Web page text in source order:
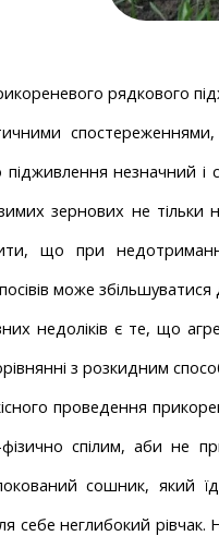
рядкового
підживлення незначний
зернових не тільки
що при
може
недоліків є те, що
з розкидним
проведення
спілим, аби не
сошник, який
себе неглибокий рівчак.
Я
приймаю політику